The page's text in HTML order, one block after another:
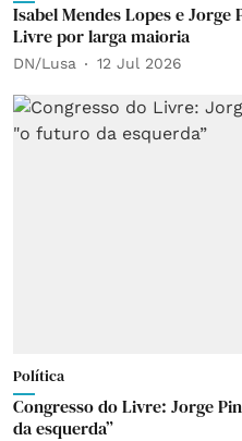
Isabel Mendes Lopes e
Livre por larga maioria
DN/Lusa 12 Jul 2026
Política
Congresso do Livre: Jorge
da esquerda”